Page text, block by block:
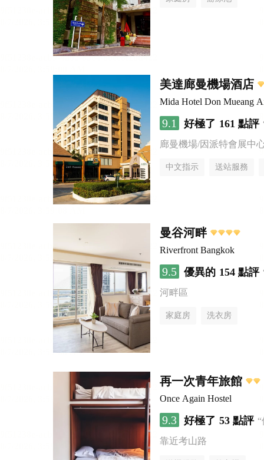
美達廊曼機場酒店
Mida Hotel Don Mueang
9.1 好極了 161 點評
廊曼機場/因派特會展中
中文指示 送站服務
曼谷河畔
Riverfront Bangkok
9.5 優異的 154 點評
河畔區
家庭房 洗衣房
再一次青年旅館
Once Again Hostel
9.3 好極了 53 點評
靠近考山路